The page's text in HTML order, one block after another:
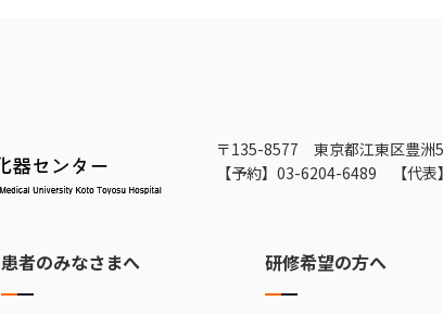
〒135-8577 東京都江東区豊洲
【予約】 03-6204-6489 【代表】
患者のみなさまへ 研修希望の方へ